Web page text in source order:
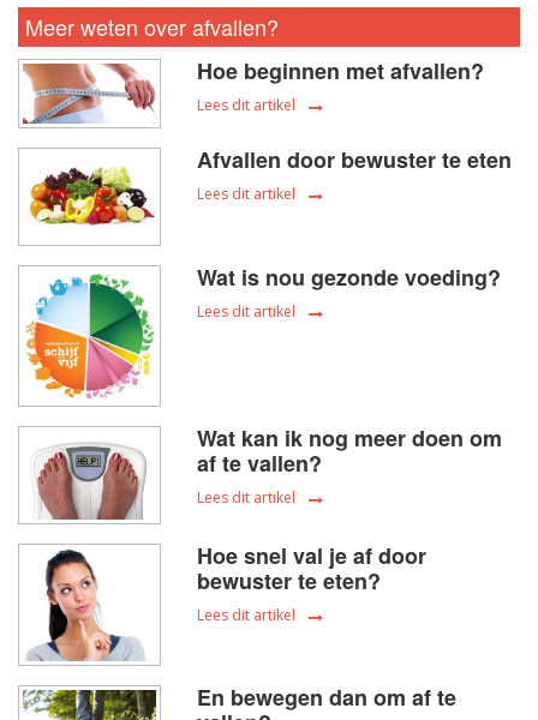
Meer weten over afvallen?
Hoe beginnen met afvallen?
Lees dit artikel
Afvallen door bewuster te eten
Lees dit artikel
Wat is nou gezonde voeding?
Lees dit artikel
Wat kan ik nog meer doen om
af te vallen?
Lees dit artikel
Hoe snel val je af door
bewuster te eten?
Lees dit artikel
En bewegen dan om af te